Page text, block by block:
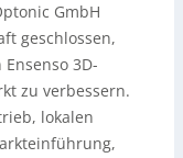
GmbH
geschlossen,
3D-
zu verbessern.
lokalen